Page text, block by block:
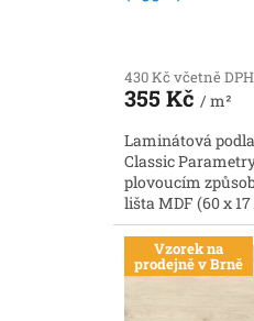
430 Kč včetně DPH
355 Kč / m²
Laminátová
Classic
plovoucím
lišta MDF (60 x
Vzorek na
prodejně v Brně